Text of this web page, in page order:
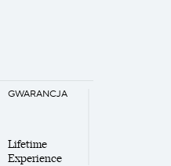
GWARANCJA
Lifetime
Experience